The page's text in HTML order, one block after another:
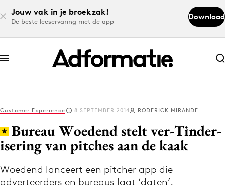
Jouw vak in je broekzak!
De beste leeservaring met de app
Download
Abonneer nu
Abonneer nu
Log in
Volg het laatste nieuws via de Adformatie
Nieuws app
Customer Experience 8 SEPTEMBER 2014 RODERICK MIRANDE
Bureau Woedend stelt ver-Tinder-
isering van pitches aan de kaak
Woedend lanceert een pitcher app die
adverteerders en bureaus laat ‘daten’.